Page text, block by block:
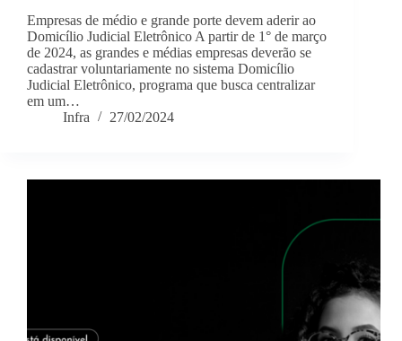
Empresas de médio e grande porte devem aderir ao
Domicílio Judicial Eletrônico A partir de 1° de março
de 2024, as grandes e médias empresas deverão se
cadastrar voluntariamente no sistema Domicílio
Judicial Eletrônico, programa que busca centralizar
em um…
Infra
27/02/2024